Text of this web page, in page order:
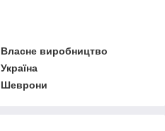
Власне виробництво
Україна
Шеврони